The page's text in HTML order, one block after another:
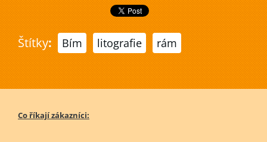
Štítky: Bím litografie rám
Co říkají zákazníci: